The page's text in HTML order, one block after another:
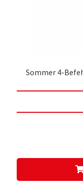
Sommer 4-